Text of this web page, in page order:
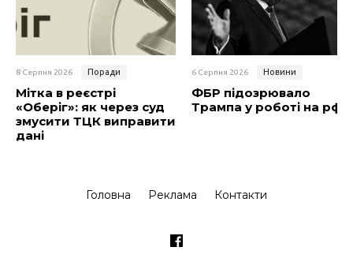
8 Серпня 2026 Поради
Мітка в реєстрі
«Оберіг»: як через суд
змусити ТЦК виправити
дані
6 Серпня 2026 Новини
ФБР підозрювало
Трампа у роботі на рф
Головна Реклама Контакти